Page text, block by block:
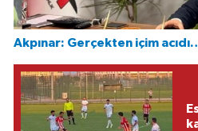
Akpınar: Gerçekten içim